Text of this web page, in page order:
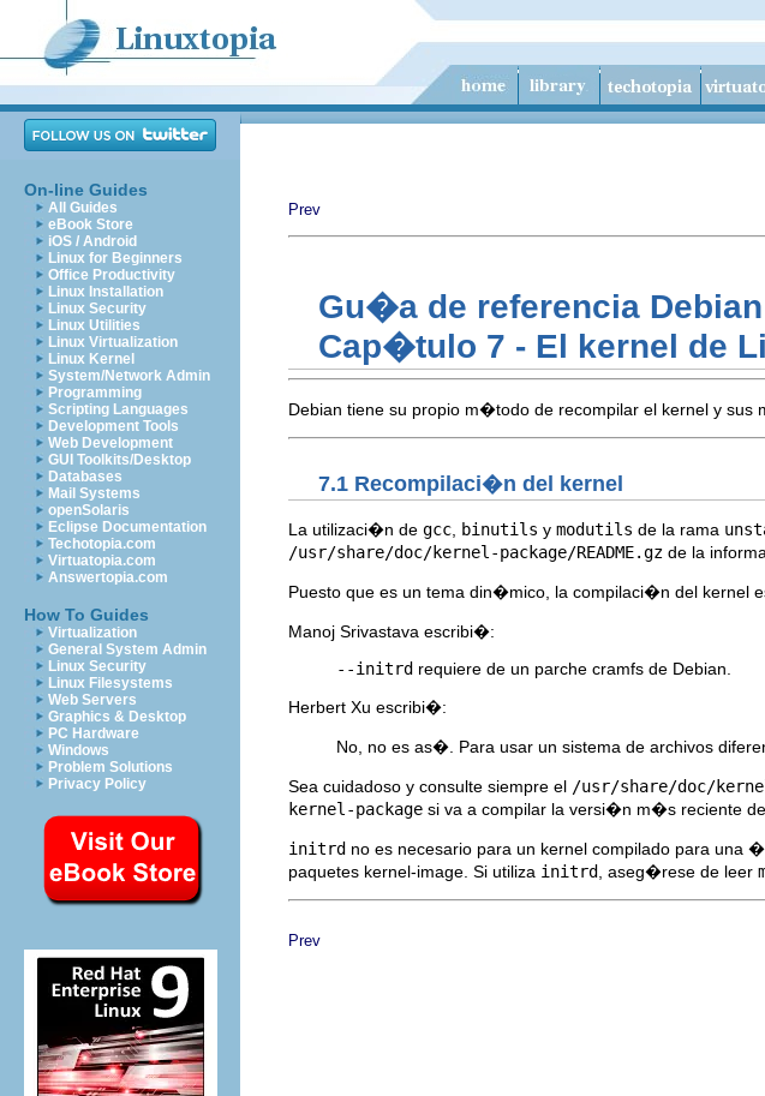
On-line Guides
All Guides
eBook Store
iOS / Android
Linux for Beginners
Office Productivity
Linux Installation
Linux Security
Linux Utilities
Linux Virtualization
Linux Kernel
System/Network Admin
Programming
Scripting Languages
Development Tools
Web Development
GUI Toolkits/Desktop
Databases
Mail Systems
openSolaris
Eclipse Documentation
Techotopia.com
Virtuatopia.com
Answertopia.com
How To Guides
Virtualization
General System Admin
Linux Security
Linux Filesystems
Web Servers
Graphics & Desktop
PC Hardware
Windows
Problem Solutions
Privacy Policy
Prev
Gu�a de referencia Debian
Cap�tulo 7 - El kernel de
Debian tiene su propio m�todo de recompilar el kernel y
7.1 Recompilaci�n del kernel
La utilizaci�n de gcc binutils y modutils de la rama
/usr/share/doc/kernel-package/README.gz de la
Puesto que es un tema din�mico, la compilaci�n del kernel
Manoj Srivastava escribi�:
--initrd requiere de un parche cramfs de Debian.
Herbert Xu escribi�:
No, no es as�. Para usar un sistema de archivos
Sea cuidadoso y consulte siempre el /usr/share/doc/
kernel-package si va a compilar la versi�n m�s reciente
initrd no es necesario para un kernel compilado para una
paquetes kernel-image. Si utiliza initrd , aseg�rese de leer
Prev